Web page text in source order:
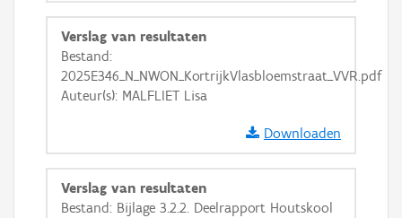
Basis Lagen
OSM-Basiskaart
GRB-Basiskaart
GRB-Basiskaart in grijswaarden
Verslag van resultaten
Bestand:
2025E346_N_NWON_KortrijkVlasbloemstraat_VVR.pdf
Auteur(s): MALFLIET Lisa
Downloaden
Verslag van resultaten
Bestand: Bijlage 3.2.2. Deelrapport Houtskool